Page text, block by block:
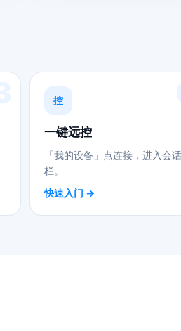
控
一键远控
「我的设备」点连接，进入会
栏。
快速入门 →